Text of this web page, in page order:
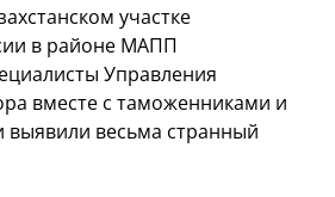
участке
в районе МАПП
Управления
вместе с таможенниками и
выявили весьма странный